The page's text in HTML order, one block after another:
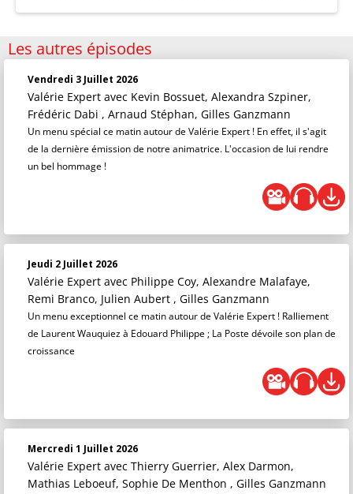
Les autres épisodes
Vendredi 3 Juillet 2026
Valérie Expert avec Kevin Bossuet, Alexandra Szpiner,
Frédéric Dabi , Arnaud Stéphan, Gilles Ganzmann
Un menu spécial ce matin autour de Valérie Expert ! En effet, il s'agit
de la dernière émission de notre animatrice. L'occasion de lui rendre
un bel hommage !
Jeudi 2 Juillet 2026
Valérie Expert avec Philippe Coy, Alexandre Malafaye,
Remi Branco, Julien Aubert , Gilles Ganzmann
Un menu exceptionnel ce matin autour de Valérie Expert ! Ralliement
de Laurent Wauquiez à Edouard Philippe ; La Poste dévoile son plan de
croissance
Mercredi 1 Juillet 2026
Valérie Expert avec Thierry Guerrier, Alex Darmon,
Mathias Leboeuf, Sophie De Menthon , Gilles Ganzmann